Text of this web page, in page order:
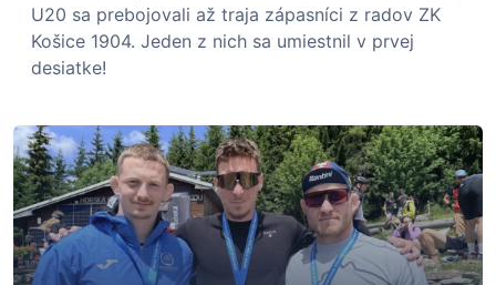
U20 sa prebojovali až traja zápasníci z radov ZK
Košice 1904. Jeden z nich sa umiestnil v prvej
desiatke!